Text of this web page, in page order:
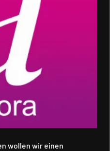
wollen wir einen